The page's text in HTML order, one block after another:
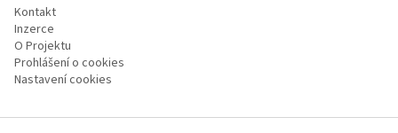
Kontakt
Inzerce
O Projektu
Prohlášení o cookies
Nastavení cookies